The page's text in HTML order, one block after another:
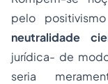
pelo
neutralidade
jurídica- de
seria